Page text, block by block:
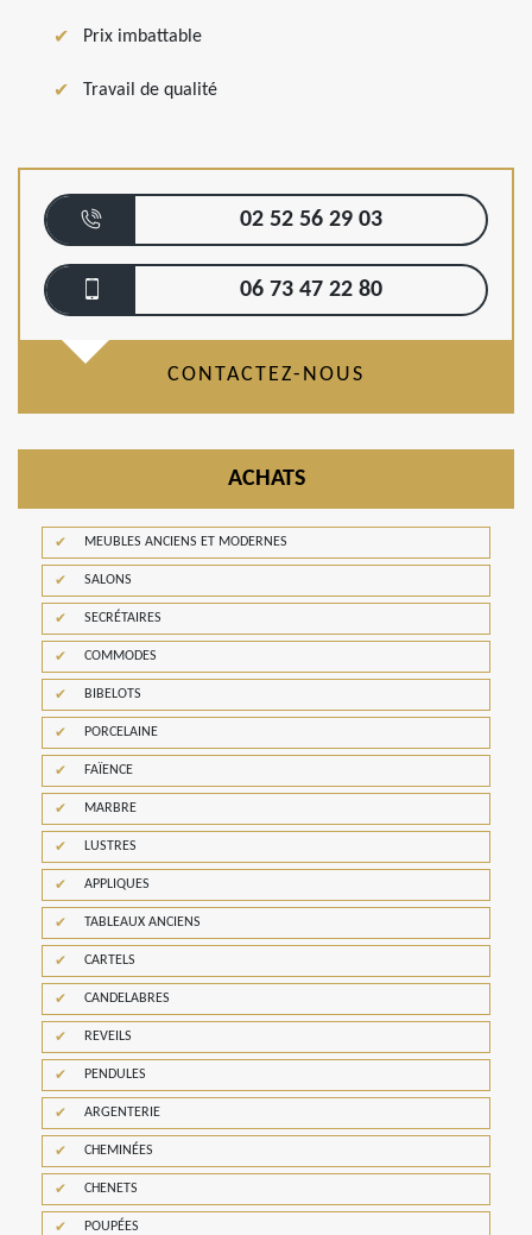
Prix imbattable
Travail de qualité
02 52 56 29 03
06 73 47 22 80
CONTACTEZ-NOUS
ACHATS
MEUBLES ANCIENS ET MODERNES
SALONS
SECRÉTAIRES
COMMODES
BIBELOTS
PORCELAINE
FAÏENCE
MARBRE
LUSTRES
APPLIQUES
TABLEAUX ANCIENS
CARTELS
CANDELABRES
REVEILS
PENDULES
ARGENTERIE
CHEMINÉES
CHENETS
POUPÉES